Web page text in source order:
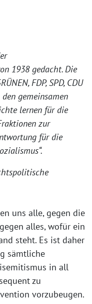
1938 gedacht. Die
FDP, SPD, CDU
gemeinsamen
lernen für die
zur
für die
uns alle, gegen die
alles, wofür ein
steht. Es ist daher
sämtliche
in all
zu
vorzubeugen.